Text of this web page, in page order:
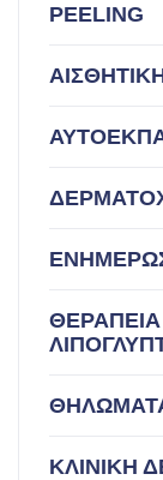
PEELING
ΘΕΡΑΠΕΙΑ
ΚΛΙΝΙΚΗ